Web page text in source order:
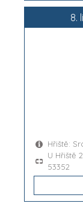
8.
Hřiště:
U Hřiště
53352